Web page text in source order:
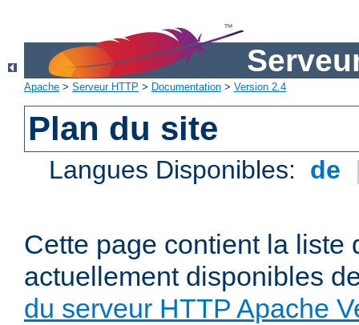
Apache > Serveur HTTP > Documentation > Version 2.4
Plan du site
Langues Disponibles: de
Cette page contient la liste
actuellement disponibles
du serveur HTTP Apache